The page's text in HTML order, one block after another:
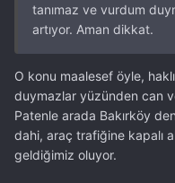
tanımaz ve vurdum
artıyor. Aman dikkat.
O konu maalesef öyle,
duymazlar yüzünden can
Patenle arada Bakırköy
dahi, araç trafiğine kapalı
geldiğimiz oluyor.